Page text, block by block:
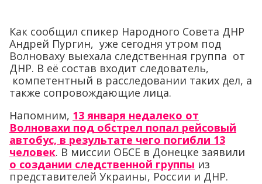
Как сообщил спикер Народного Совета ДНР
Андрей Пургин, уже сегодня утром под
Волноваху выехала следственная группа от
ДНР. В её состав входит следователь,
компетентный в расследовании таких дел, а
также сопровождающие лица.
Напомним, 13 января недалеко от
Волновахи под обстрел попал рейсовый
автобус, в результате чего погибли 13
человек. В миссии ОБСЕ в Донецке заявили
о создании следственной группы из
представителей Украины, России и ДНР.